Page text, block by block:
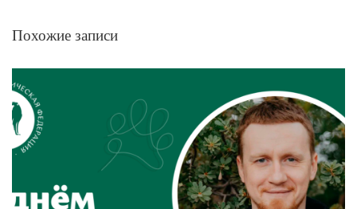
Похожие записи